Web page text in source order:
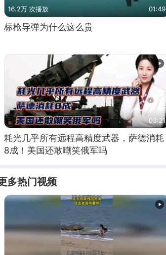
16.2万 次播放 01:49
标枪导弹为什么这么贵
03:21
耗光几乎所有远程高精度武器，萨德消耗
8成！美国还敢嘲笑俄军吗
多热门视频